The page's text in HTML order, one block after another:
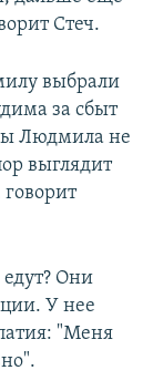
Стеч.
выбрали
за сбыт
Людмила не
выглядит
Они
У нее
"Меня